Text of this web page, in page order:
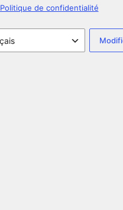
Politique de confidentialité